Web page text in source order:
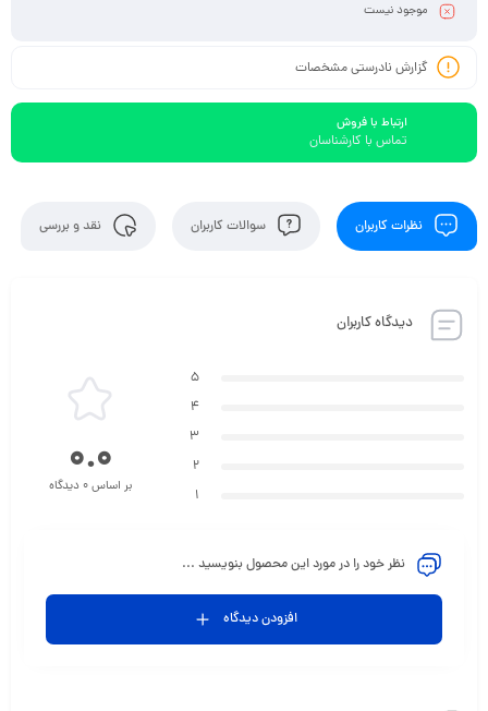
موجود نیست
گزارش نادرستی مشخصات
ارتباط با فروش
تماس با کارشناسان
نظرات کاربران سوالات کاربران نقد و بررسی
دیدگاه کاربران
5
4
3
2
1
0.0
بر اساس 0 دیدگاه
نظر خود را در مورد این محصول بنویسید ...
افزودن دیدگاه